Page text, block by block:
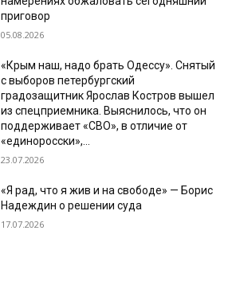
приговор
05.08.2026
«Крым наш, надо брать Одессу». Снятый
с выборов петербургский
градозащитник Ярослав Костров вышел
из спецприемника. Выяснилось, что он
поддерживает «СВО», в отличие от
«единоросски»,...
23.07.2026
«Я рад, что я жив и на свободе» — Борис
Надеждин о решении суда
17.07.2026